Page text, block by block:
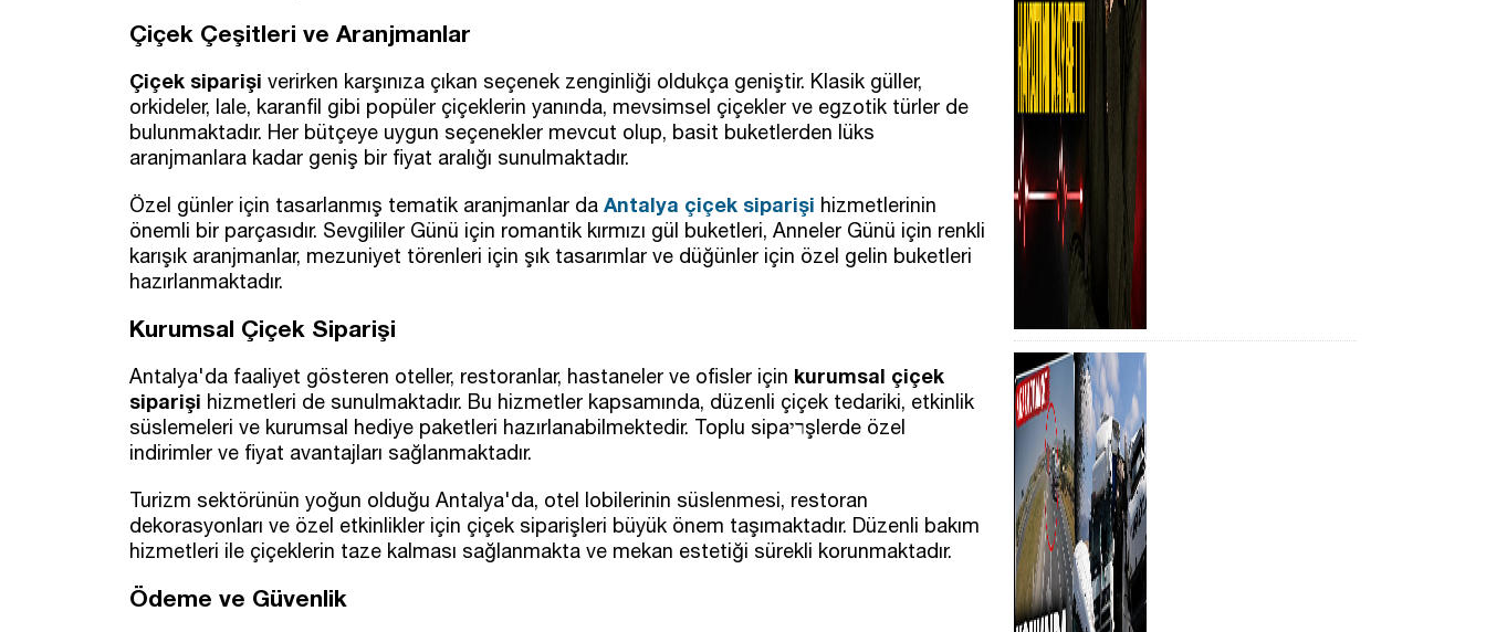
Çiçek Çeşitleri ve Aranjmanlar
Çiçek siparişi verirken karşınıza çıkan seçenek zenginliği oldukça geniştir. Klasik güller,
orkideler, lale, karanfil gibi popüler çiçeklerin yanında, mevsimsel çiçekler ve egzotik türler de
bulunmaktadır. Her bütçeye uygun seçenekler mevcut olup, basit buketlerden lüks
aranjmanlara kadar geniş bir fiyat aralığı sunulmaktadır.
Özel günler için tasarlanmış tematik aranjmanlar da Antalya çiçek siparişi hizmetlerinin
önemli bir parçasıdır. Sevgililer Günü için romantik kırmızı gül buketleri, Anneler Günü için renkli
karışık aranjmanlar, mezuniyet törenleri için şık tasarımlar ve düğünler için özel gelin buketleri
hazırlanmaktadır.
Kurumsal Çiçek Siparişi
Antalya'da faaliyet gösteren oteller, restoranlar, hastaneler ve ofisler için kurumsal çiçek
siparişi hizmetleri de sunulmaktadır. Bu hizmetler kapsamında, düzenli çiçek tedariki, etkinlik
süslemeleri ve kurumsal hediye paketleri hazırlanabilmektedir. Toplu sipaריşlerde özel
indirimler ve fiyat avantajları sağlanmaktadır.
Turizm sektörünün yoğun olduğu Antalya'da, otel lobilerinin süslenmesi, restoran
dekorasyonları ve özel etkinlikler için çiçek siparişleri büyük önem taşımaktadır. Düzenli bakım
hizmetleri ile çiçeklerin taze kalması sağlanmakta ve mekan estetiği sürekli korunmaktadır.
Ödeme ve Güvenlik